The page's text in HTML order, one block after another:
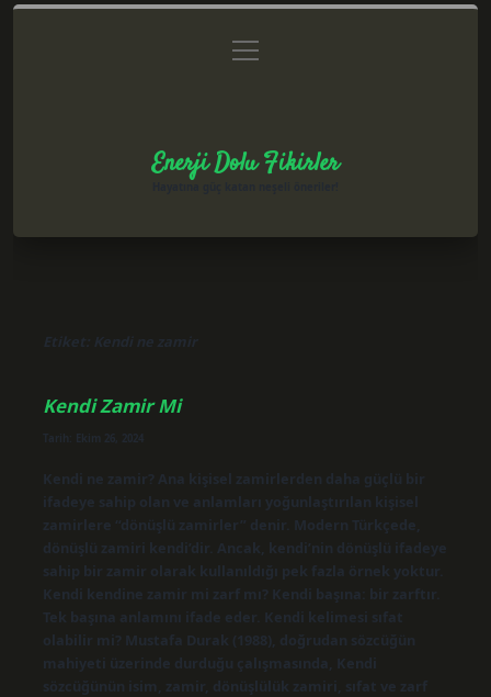
Gizlilik Politikası
menüyü
aç
Enerji Dolu Fikirler
Etiket: Kendi ne zamir
Kendi Zamir Mi
Tarih: Ekim 26, 2024
Kendi ne zamir? Ana kişisel zamirlerden daha güçlü bir
ifadeye sahip olan ve anlamları yoğunlaştırılan kişisel
zamirlere “dönüşlü zamirler” denir. Modern Türkçede,
dönüşlü zamiri kendi’dir. Ancak, kendi’nin dönüşlü ifadeye
sahip bir zamir olarak kullanıldığı pek fazla örnek yoktur.
Kendi kendine zamir mi zarf mı? Kendi başına: bir zarftır.
Tek başına anlamını ifade eder. Kendi kelimesi sıfat
olabilir mi? Mustafa Durak (1988), doğrudan sözcüğün
mahiyeti üzerinde durduğu çalışmasında, Kendi
sözcüğünün isim, zamir, dönüşlülük zamiri, sıfat ve zarf